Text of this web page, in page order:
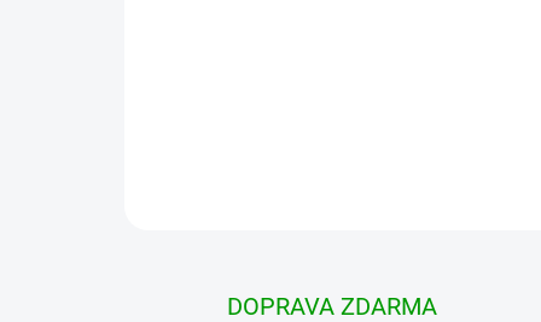
DOPRAVA ZDARMA